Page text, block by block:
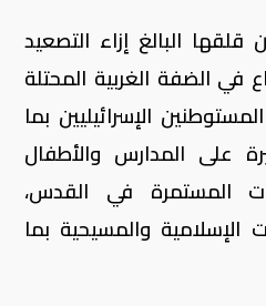
البالغ إزاء التصعيد
في الضفة الغربية المحتلة
الإسرائيليين بما
على المدارس والأطفال
المستمرة في القدس،
والمسيحية بما